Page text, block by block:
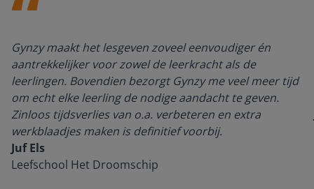
Gynzy maakt het lesgeven zoveel eenvoudiger én
aantrekkelijker voor zowel de leerkracht als de
leerlingen. Bovendien bezorgt Gynzy me veel meer tijd
om echt elke leerling de nodige aandacht te geven.
Zinloos tijdsverlies van o.a. verbeteren en extra
werkblaadjes maken is definitief voorbij.
Juf Els
Leefschool Het Droomschip